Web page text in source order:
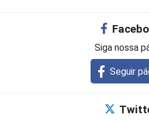
Siga nossa
Seguir